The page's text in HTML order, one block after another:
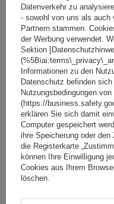
Ihre Bewertung
Inhalt Ihrer
Ihr Produktfoto
Datenverkehr zu
- sowohl von uns als auch
Partnern stammen.
der Werbung verwendet.
Sektion
Informationen zu den
Datenschutz befinden
Nutzungsbedingungen von
(https://
erklären Sie sich damit
Computer gespeichert
ihre Speicherung oder
die Registerkarte
können Ihre Einwilligung
Cookies aus Ihrem
löschen.